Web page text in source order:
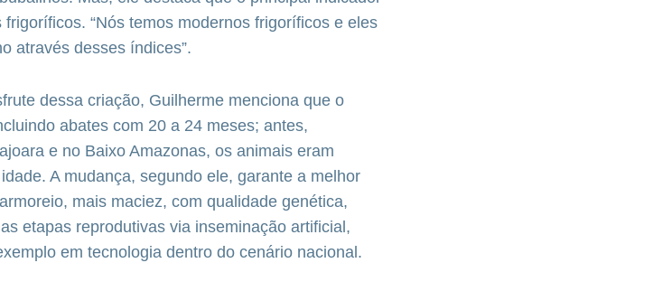
“Nós temos modernos frigoríficos e eles
através desses índices”.
dessa criação, Guilherme menciona que o
abates com 20 a 24 meses; antes,
e no Baixo Amazonas, os animais eram
A mudança, segundo ele, garante a melhor
mais maciez, com qualidade genética,
etapas reprodutivas via inseminação artificial,
em tecnologia dentro do cenário nacional.